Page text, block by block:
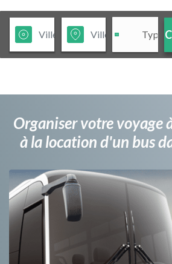
Organiser votre voyage
à la location d'un bus